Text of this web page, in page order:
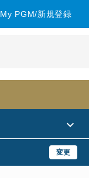
My PGM/新規登録
変更